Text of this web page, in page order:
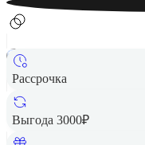
Рассрочка
Выгода 3000₽
Apple iPhone 14